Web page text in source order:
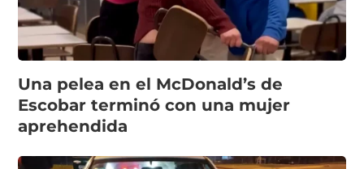
Una pelea en el McDonald’s de
Escobar terminó con una mujer
aprehendida